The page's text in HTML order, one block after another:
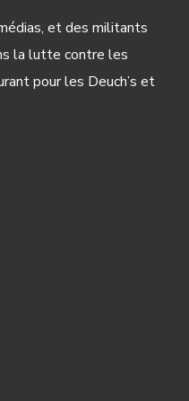
et des militants
la lutte contre les
pour les Deuch’s et